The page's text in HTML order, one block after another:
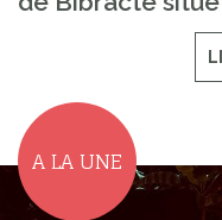
A LA UNE